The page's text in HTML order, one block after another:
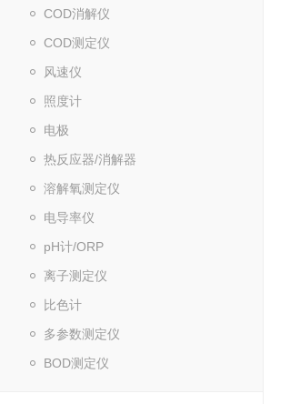
COD消解仪
COD测定仪
风速仪
照度计
电极
热反应器/消解器
溶解氧测定仪
电导率仪
pH计/ORP
离子测定仪
比色计
多参数测定仪
BOD测定仪